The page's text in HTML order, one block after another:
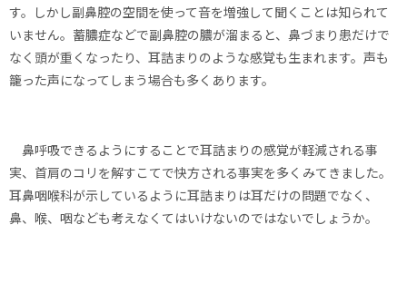
す。しかし副鼻腔の空間を使って音を増強して聞くことは知られて
いません。蓄膿症などで副鼻腔の膿が溜まると、鼻づまり患だけで
なく頭が重くなったり、耳詰まりのような感覚も生まれます。声も
籠った声になってしまう場合も多くあります。
鼻呼吸できるようにすることで耳詰まりの感覚が軽減される事
実、首肩のコリを解すこてで快方される事実を多くみてきました。
耳鼻咽喉科が示しているように耳詰まりは耳だけの問題でなく、
鼻、喉、咽なども考えなくてはいけないのではないでしょうか。